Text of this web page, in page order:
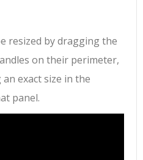
resized by dragging the
on their perimeter,
exact size in the
panel.